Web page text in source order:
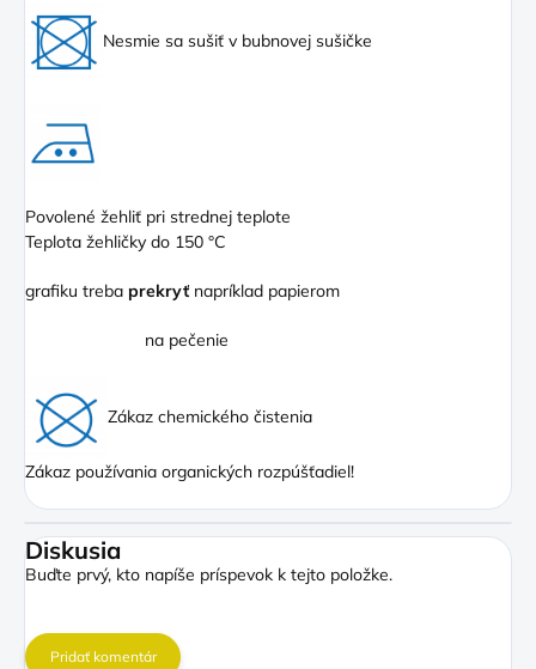
Nesmie sa sušiť v bubnovej sušičke
Povolené žehliť pri strednej teplote
Teplota žehličky do 150 °C
grafiku treba prekryť napríklad papierom
na pečenie
Zákaz chemického čistenia
Zákaz používania organických rozpúšťadiel!
Diskusia
Buďte prvý, kto napíše príspevok k tejto položke.
Pridať komentár